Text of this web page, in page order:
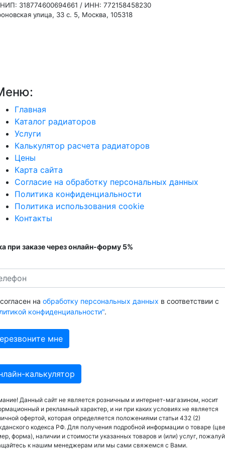
318774600694661 / ИНН: 772158458230
улица, 33 с. 5, Москва, 105318
Главная
Каталог радиаторов
Услуги
Калькулятор расчета радиаторов
Цены
Карта сайта
Согласие на обработку персональных данных
Политика конфиденциальности
Политика использования cookie
Контакты
при заказе через онлайн-форму 5%
на обработку персональных данных в соответствии с
конфиденциальности".
калькулятор
Данный сайт не является розничным и интернет-магазином, носит
и рекламный характер, и ни при каких условиях не является
офертой, которая определяется положениями статьи 432 (2)
кодекса РФ. Для получения подробной информации о товаре
форма), наличии и стоимости указанных товаров и (или) услуг,
к нашим менеджерам или мы сами свяжемся с Вами.